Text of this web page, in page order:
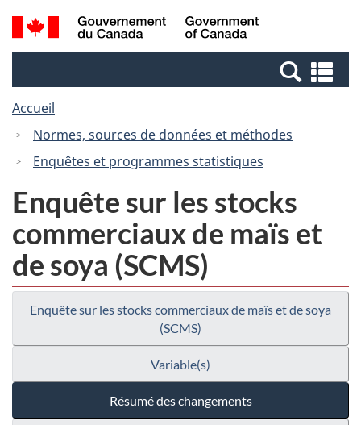
Passer
au
Passer
à
Canada
Recherche
et
et
Accueil
Normes, sources de données et méthodes
Enquêtes et programmes statistiques
Enquête sur les stocks
commerciaux de maïs et
de soya (SCMS)
Enquête sur les stocks commerciaux de maïs et de soya
(SCMS)
Variable(s)
Résumé des changements